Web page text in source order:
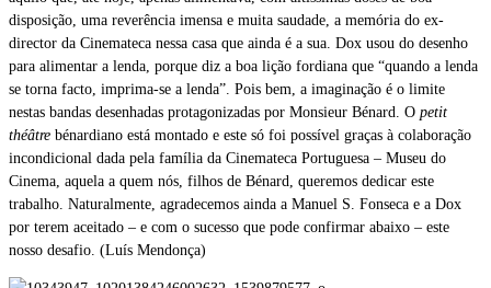
disposição, uma reverência imensa e muita saudade, a memória do ex-
director da Cinemateca nessa casa que ainda é a sua. Dox usou do desenho
para alimentar a lenda, porque diz a boa lição fordiana que “quando a lenda
se torna facto, imprima-se a lenda”. Pois bem, a imaginação é o limite
nestas bandas desenhadas protagonizadas por Monsieur Bénard. O petit
théâtre bénardiano está montado e este só foi possível graças à colaboração
incondicional dada pela família da Cinemateca Portuguesa – Museu do
Cinema, aquela a quem nós, filhos de Bénard, queremos dedicar este
trabalho. Naturalmente, agradecemos ainda a Manuel S. Fonseca e a Dox
por terem aceitado – e com o sucesso que pode confirmar abaixo – este
nosso desafio. (Luís Mendonça)